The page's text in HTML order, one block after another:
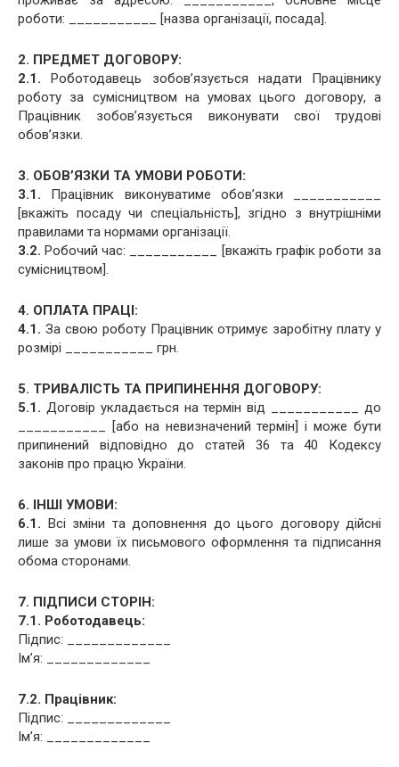
роботи: ___________ [назва організації, посада].
2. ПРЕДМЕТ ДОГОВОРУ:
2.1. Роботодавець зобов’язується надати Працівнику
роботу за сумісництвом на умовах цього договору, а
Працівник зобов’язується виконувати свої трудові
обов’язки.
3. ОБОВ’ЯЗКИ ТА УМОВИ РОБОТИ:
3.1. Працівник виконуватиме обов’язки ___________
[вкажіть посаду чи спеціальність], згідно з внутрішніми
правилами та нормами організації.
3.2. Робочий час: ___________ [вкажіть графік роботи за
сумісництвом].
4. ОПЛАТА ПРАЦІ:
4.1. За свою роботу Працівник отримує заробітну плату у
розмірі ___________ грн.
5. ТРИВАЛІСТЬ ТА ПРИПИНЕННЯ ДОГОВОРУ:
5.1. Договір укладається на термін від ___________ до
___________ [або на невизначений термін] і може бути
припинений відповідно до статей 36 та 40 Кодексу
законів про працю України.
6. ІНШІ УМОВИ:
6.1. Всі зміни та доповнення до цього договору дійсні
лише за умови їх письмового оформлення та підписання
обома сторонами.
7. ПІДПИСИ СТОРІН:
7.1. Роботодавець:
Підпис: _____________
Ім’я: _____________
7.2. Працівник:
Підпис: _____________
Ім’я: _____________